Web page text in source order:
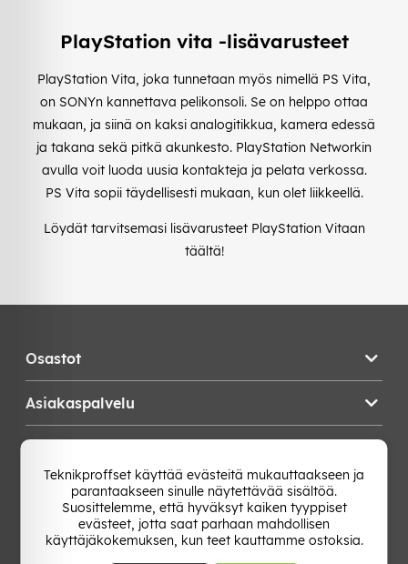
PlayStation vita -lisävarusteet
PlayStation Vita, joka tunnetaan myös nimellä PS Vita,
on SONYn kannettava pelikonsoli. Se on helppo ottaa
mukaan, ja siinä on kaksi analogitikkua, kamera edessä
ja takana sekä pitkä akunkesto. PlayStation Networkin
avulla voit luoda uusia kontakteja ja pelata verkossa.
PS Vita sopii täydellisesti mukaan, kun olet liikkeellä.
Löydät tarvitsemasi lisävarusteet PlayStation Vitaan
täältä!
Osastot
Asiakaspalvelu
Vaihda Maa
Teknikproffset käyttää evästeitä mukauttaakseen ja
parantaakseen sinulle näytettävää sisältöä.
Suosittelemme, että hyväksyt kaiken tyyppiset
evästeet, jotta saat parhaan mahdollisen
käyttäjäkokemuksen, kun teet kauttamme ostoksia.